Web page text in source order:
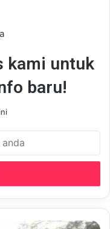
kami untuk
baru!